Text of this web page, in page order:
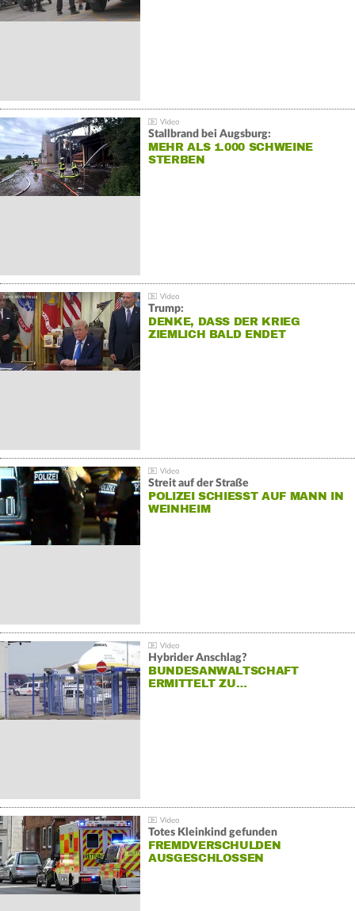
Stallbrand bei Augsburg:
MEHR ALS 1.000 SCHWEINE
STERBEN
Trump:
DENKE, DASS DER KRIEG
ZIEMLICH BALD ENDET
Streit auf der Straße
POLIZEI SCHIESST AUF MANN IN W
EINHEIM
Hybrider Anschlag?
BUNDESANWALTSCHAFT
ERMITTELT ZU…
Totes Kleinkind gefunden
FREMDVERSCHULDEN
AUSGESCHLOSSEN